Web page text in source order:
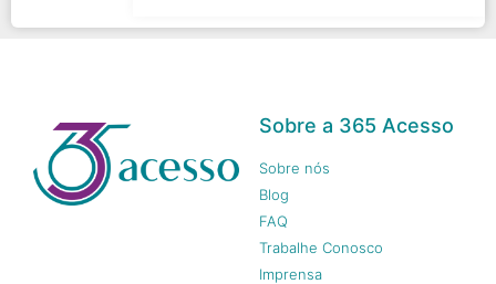
Sobre a 365 Acesso
Sobre nós
Blog
FAQ
Trabalhe Conosco
Imprensa